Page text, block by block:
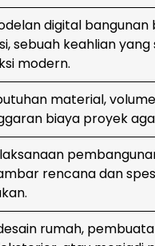
digital bangunan
sebuah keahlian
modern.
material,
biaya proyek
rencana dan
rumah,